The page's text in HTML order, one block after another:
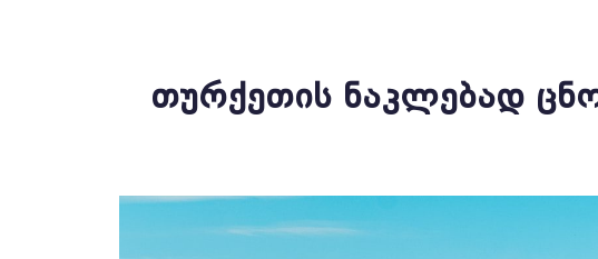
ᲗᲣᲠᲥᲔᲗᲘᲡ ᲜᲐᲙᲚᲔᲑᲐᲓ